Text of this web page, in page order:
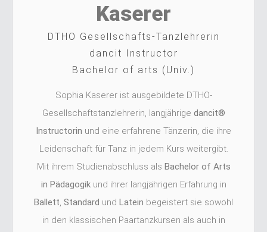
Kaserer
DTHO Gesellschafts-Tanzlehrerin
dancit Instructor
Bachelor of arts (Univ.)
Sophia Kaserer ist ausgebildete DTHO-
Gesellschaftstanzlehrerin, langjährige dancit®
Instructorin und eine erfahrene Tänzerin, die ihre
Leidenschaft für Tanz in jedem Kurs weitergibt.
Mit ihrem Studienabschluss als Bachelor of Arts
in Pädagogikund ihrer langjährigen Erfahrung in
Ballett, Standard und Latein begeistert sie sowohl
in den klassischen Paartanzkursen als auch in